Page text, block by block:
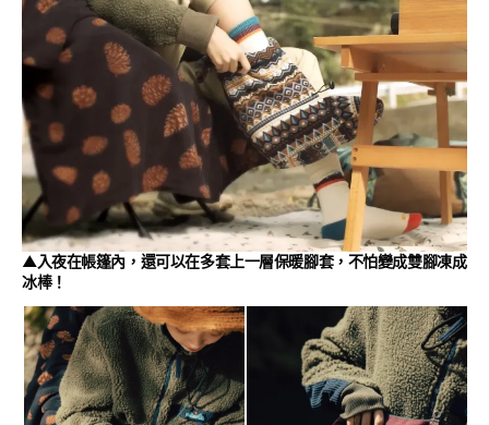
▲入夜在帳篷內，還可以在多套上一層保暖腳套，不怕變成雙腳凍成
冰棒！